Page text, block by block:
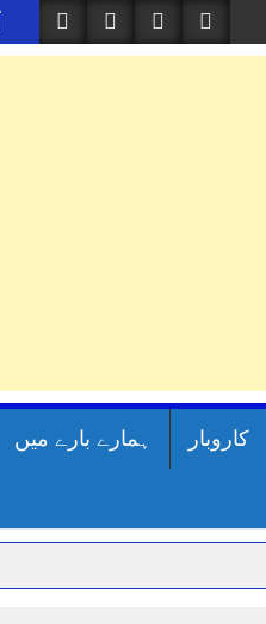
کاروبار ہمارے بارے میں